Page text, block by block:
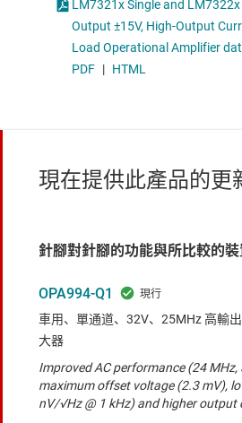
LM7321x Single and
Output ±15V, High-Output Current and
Load Operational Amplifier
PDF | HTML
現在提供此產品的更
針腳對針腳的功能與所比較的裝
OPA994-Q1
車用、單通道、32V、25MHz 高輸
大器
Improved AC performance (24
maximum offset voltage (2.3 mV),
nV/√Hz @ 1 kHz) and higher output